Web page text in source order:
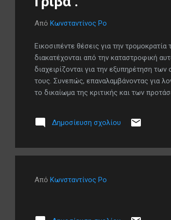
Από Κωνσταντίνος Ρο
Εικοσιπέντε θέσεις για την
διακατέχονται από την καταστροφική
διαχειρίζονται για την εξυπηρέτηση
τους. Συνεπώς, επαναλαμβάνοντας για
το δικαίωμα της κριτικής και των
που οδηγεί στην ελευθερία του κράτους
εξουσίας...
Δημοσίευση σχολίου
Από Κωνσταντίνος Ρο